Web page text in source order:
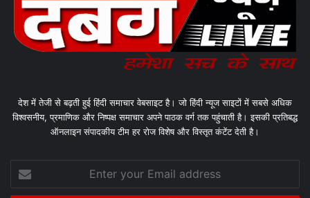
देश में तेजी से बढ़ती हुई हिंदी समाचार वेबसाइट है। जो हिंदी न्यूज साइटों में सबसे अधिक
विश्वसनीय, प्रमाणिक और निष्पक्ष समाचार अपने पाठक वर्ग तक पहुंचाती है। इसकी प्रतिबद्ध
ऑनलाइन संपादकीय टीम हर रोज विशेष और विस्तृत कंटेंट देती है।
your
Email